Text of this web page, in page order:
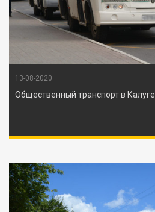
13-08-2020
Общественный транспорт в Калуге